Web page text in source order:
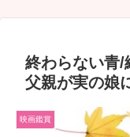
終わらない青/
父親が実の娘
映画鑑賞